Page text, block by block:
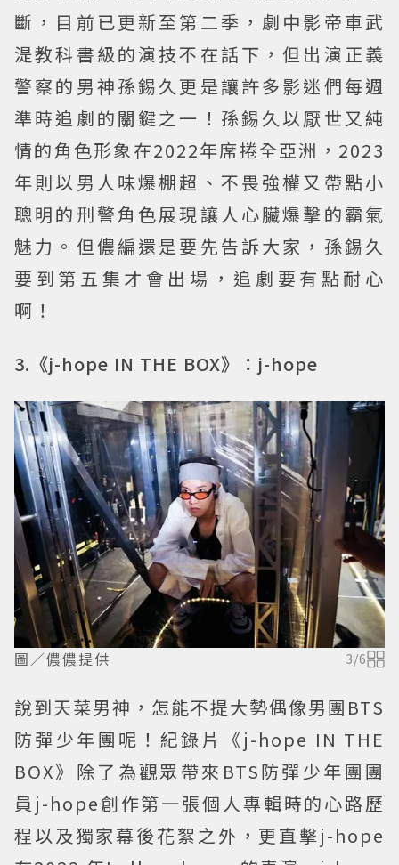
斷，目前已更新至第二季，劇中影帝車武
湜教科書級的演技不在話下，但出演正義
警察的男神孫錫久更是讓許多影迷們每週
準時追劇的關鍵之一！孫錫久以厭世又純
情的角色形象在2022年席捲全亞洲，2023
年則以男人味爆棚超、不畏強權又帶點小
聰明的刑警角色展現讓人心臟爆擊的霸氣
魅力。但儂編還是要先告訴大家，孫錫久
要到第五集才會出場，追劇要有點耐心
啊！
3.《j-hope IN THE BOX》：j-hope
圖／儂儂提供 3/6
說到天菜男神，怎能不提大勢偶像男團BTS
防彈少年團呢！紀錄片《j-hope IN THE
BOX》除了為觀眾帶來BTS防彈少年團團
員j-hope創作第一張個人專輯時的心路歷
程以及獨家幕後花絮之外，更直擊j-hope